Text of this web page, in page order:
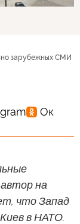
зарубежных СМИ
на
что Запад
в НАТО.